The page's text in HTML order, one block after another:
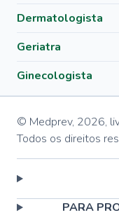
Dermatologista
Geriatra
Ginecologista
© Medprev, 2026,
Todos os direitos
PARA